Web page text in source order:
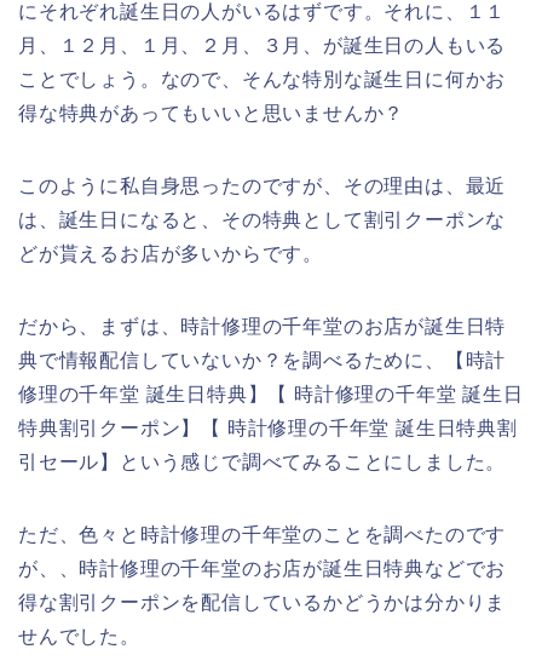
にそれぞれ誕生日の人がいるはずです。それに、１１
月、１２月、１月、２月、３月、が誕生日の人もいる
ことでしょう。なので、そんな特別な誕生日に何かお
得な特典があってもいいと思いませんか？
このように私自身思ったのですが、その理由は、最近
は、誕生日になると、その特典として割引クーポンな
どが貰えるお店が多いからです。
だから、まずは、時計修理の千年堂のお店が誕生日特
典で情報配信していないか？を調べるために、【時計
修理の千年堂 誕生日特典】【 時計修理の千年堂 誕生日
特典割引クーポン】【 時計修理の千年堂 誕生日特典割
引セール】という感じで調べてみることにしました。
ただ、色々と時計修理の千年堂のことを調べたのです
が、、時計修理の千年堂のお店が誕生日特典などでお
得な割引クーポンを配信しているかどうかは分かりま
せんでした。